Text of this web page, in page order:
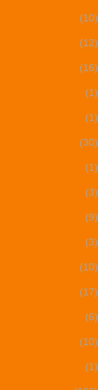
(10)
(12)
(16)
(1)
(1)
(30)
(1)
(3)
(9)
(3)
(10)
(17)
(6)
(10)
(1)